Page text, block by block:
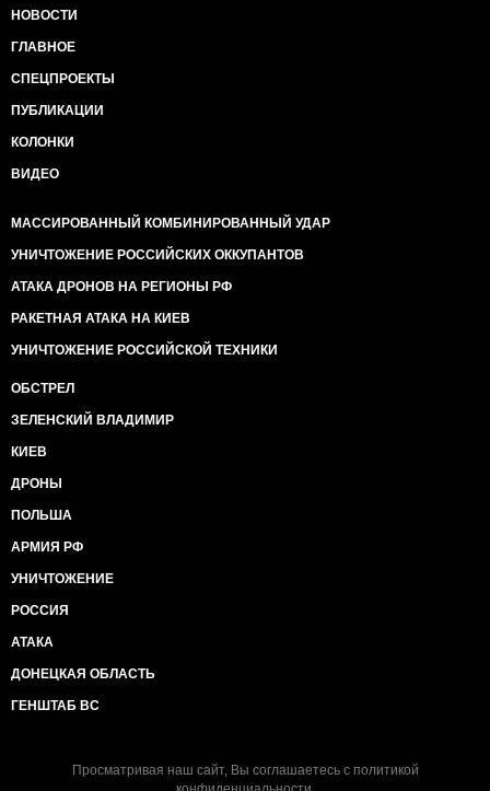
НОВОСТИ
ГЛАВНОЕ
СПЕЦПРОЕКТЫ
ПУБЛИКАЦИИ
КОЛОНКИ
ВИДЕО
МАССИРОВАННЫЙ КОМБИНИРОВАННЫЙ УДАР
УНИЧТОЖЕНИЕ РОССИЙСКИХ ОККУПАНТОВ
АТАКА ДРОНОВ НА РЕГИОНЫ РФ
РАКЕТНАЯ АТАКА НА КИЕВ
УНИЧТОЖЕНИЕ РОССИЙСКОЙ ТЕХНИКИ
ОБСТРЕЛ
ЗЕЛЕНСКИЙ ВЛАДИМИР
КИЕВ
ДРОНЫ
ПОЛЬША
АРМИЯ РФ
УНИЧТОЖЕНИЕ
РОССИЯ
АТАКА
ДОНЕЦКАЯ ОБЛАСТЬ
ГЕНШТАБ ВС
Просматривая наш сайт, Вы соглашаетесь с политикой